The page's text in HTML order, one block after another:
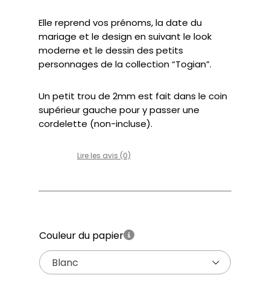
Elle reprend vos prénoms, la date du
mariage et le design en suivant le look
moderne et le dessin des petits
personnages de la collection “Togian”.
Un petit trou de 2mm est fait dans le coin
supérieur gauche pour y passer une
cordelette (non-incluse).
Lire les avis (0)
Couleur du papier
Blanc